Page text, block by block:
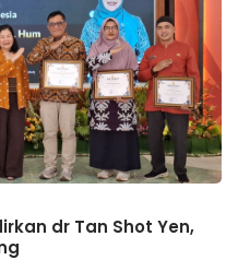
dr Tan Shot Yen,